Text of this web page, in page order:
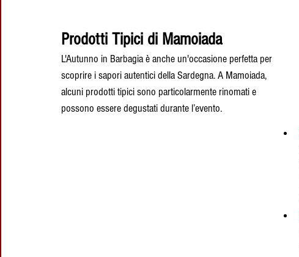
Prodotti Tipici di Mamoiada
L'Autunno in Barbagia è anche un'occasione perfetta per
scoprire i sapori autentici della Sardegna. A Mamoiada,
alcuni prodotti tipici sono particolarmente rinomati e
possono essere degustati durante l’evento.